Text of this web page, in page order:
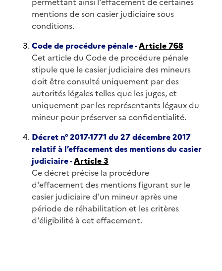
mentions de son casier judiciaire sous
conditions.
Code de procédure pénale -Article 768
Cet article du Code de procédure pénale
stipule que le casier judiciaire des mineurs
doit être consulté uniquement par des
autorités légales telles que les juges, et
uniquement par les représentants légaux du
mineur pour préserver sa confidentialité.
Décret n° 2017-1771 du 27 décembre 2017
relatif à l’effacement des mentions du casier
judiciaire -Article 3
Ce décret précise la procédure
d'effacement des mentions figurant sur le
casier judiciaire d'un mineur après une
période de réhabilitation et les critères
d'éligibilité à cet effacement.